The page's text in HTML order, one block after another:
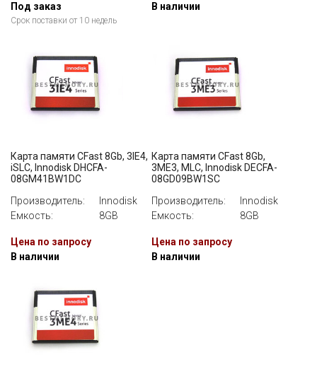
Под заказ
Срок поставки от 10 недель
В наличии
Карта памяти CFast 8Gb, 3IE4,
iSLC, Innodisk DHCFA-
08GM41BW1DC
Производитель:
Innodisk
Емкость:
8GB
Цена по запросу
В наличии
Карта памяти CFast 8Gb,
3ME3, MLC, Innodisk DECFA-
08GD09BW1SC
Производитель:
Innodisk
Емкость:
8GB
Цена по запросу
В наличии